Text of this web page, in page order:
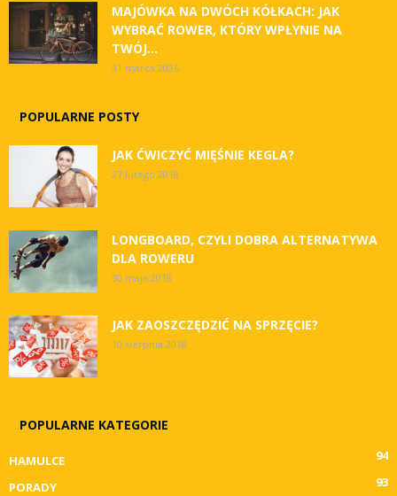
MAJÓWKA NA DWÓCH KÓŁKACH: JAK
WYBRAĆ ROWER, KTÓRY WPŁYNIE NA
TWÓJ...
31 marca 2026
POPULARNE POSTY
JAK ĆWICZYĆ MIĘŚNIE KEGLA?
27 lutego 2018
LONGBOARD, CZYLI DOBRA ALTERNATYWA
DLA ROWERU
30 maja 2018
JAK ZAOSZCZĘDZIĆ NA SPRZĘCIE?
10 sierpnia 2018
POPULARNE KATEGORIE
HAMULCE
94
PORADY
93